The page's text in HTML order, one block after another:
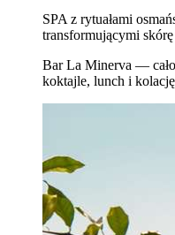
SPA z rytuałami
transformującymi
Bar La Minerva —
koktajle, lunch i kolację